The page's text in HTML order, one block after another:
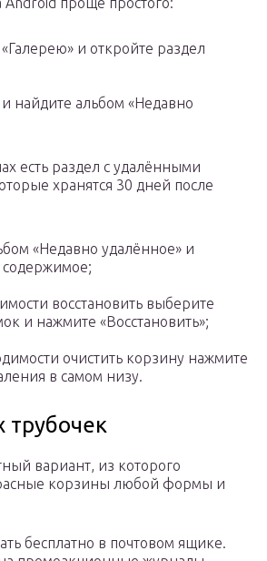
и откройте раздел
найдите альбом «Недавно
есть раздел с удалёнными
хранятся 30 дней после
«Недавно удалённое» и
содержимое;
восстановить выберите
и нажмите «Восстановить»;
очистить корзину нажмите
в самом низу.
трубочек
вариант, из которого
корзины любой формы и
бесплатно в почтовом ящике.